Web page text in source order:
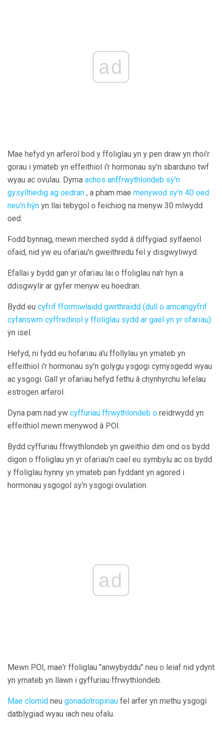
ad
Mae hefyd yn arferol bod y ffoliglau yn y pen draw yn rhoi'r
gorau i ymateb yn effeithiol i'r hormonau sy'n sbarduno twf
wyau ac ovulau. Dyma achos anffrwythlondeb sy'n
gysylltiedig ag oedran , a pham mae menywod sy'n 40 oed
neu'n hŷn yn llai tebygol o feichiog na menyw 30 mlwydd
oed.
Fodd bynnag, mewn merched sydd â diffygiad sylfaenol
ofaid, nid yw eu ofarïau'n gweithredu fel y disgwyliwyd.
Efallai y bydd gan yr ofarïau lai o ffoliglau na'r hyn a
ddisgwylir ar gyfer menyw eu hoedran.
Bydd eu cyfrif fformiwlaidd gwrthraidd (dull o amcangyfrif
cyfanswm cyffredinol y ffoliglau sydd ar gael yn yr ofarïau)
yn isel.
Hefyd, ni fydd eu hofarïau a'u ffollylau yn ymateb yn
effeithiol i'r hormonau sy'n golygu ysgogi cymysgedd wyau
ac ysgogi. Gall yr ofarïau hefyd fethu â chynhyrchu lefelau
estrogen arferol.
Dyna pam nad yw cyffuriau ffrwythlondeb o reidrwydd yn
effeithiol mewn menywod â POI.
Bydd cyffuriau ffrwythlondeb yn gweithio dim ond os bydd
digon o ffoliglau yn yr ofarïau'n cael eu symbylu ac os bydd
y ffoliglau hynny yn ymateb pan fyddant yn agored i
hormonau ysgogol sy'n ysgogi ovulation.
ad
Mewn POI, mae'r ffoliglau "anwybyddu" neu o leiaf nid ydynt
yn ymateb yn llawn i gyffuriau ffrwythlondeb.
Mae clomid neu gonadotropinau fel arfer yn methu ysgogi
datblygiad wyau iach neu ofalu.